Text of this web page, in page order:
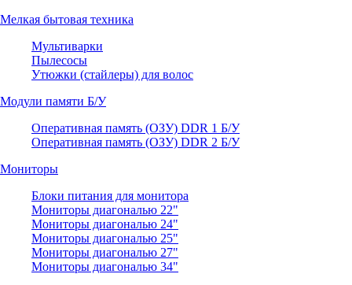
Мелкая бытовая техника
Мультиварки
Пылесосы
Утюжки (стайлеры) для волос
Модули памяти Б/У
Оперативная память (ОЗУ) DDR 1 Б/У
Оперативная память (ОЗУ) DDR 2 Б/У
Мониторы
Блоки питания для монитора
Мониторы диагональю 22"
Мониторы диагональю 24"
Мониторы диагональю 25"
Мониторы диагональю 27"
Мониторы диагональю 34"